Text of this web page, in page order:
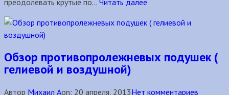
преодолевать крутые по... Читать далее
Обзор противопролежневых подушек (
гелиевой и воздушной)
Автор Михаил Аon: 20 апреля, 2013Нет комментариев